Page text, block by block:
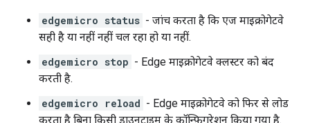
edgemicro status - जांच करता है कि एज माइक्रोगेटवे
सही है या नहीं नहीं चल रहा हो या नहीं.
edgemicro stop - Edge माइक्रोगेटवे क्लस्टर को बंद
करती है.
edgemicro reload - Edge माइक्रोगेटवे को फिर से लोड
करता है बिना किसी डाउनटाइम के कॉन्फ़िगरेशन किया गया है.